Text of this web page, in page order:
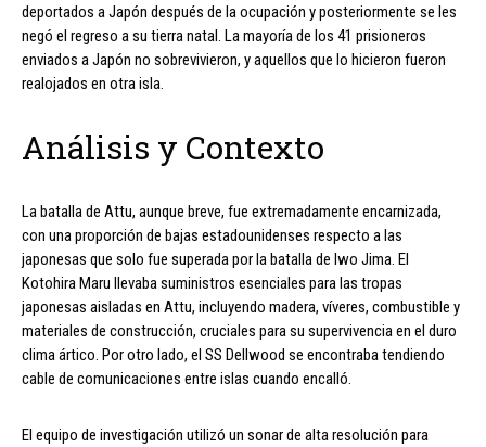
deportados a Japón después de la ocupación y posteriormente se les
negó el regreso a su tierra natal. La mayoría de los 41 prisioneros
enviados a Japón no sobrevivieron, y aquellos que lo hicieron fueron
realojados en otra isla.
Análisis y Contexto
La batalla de Attu, aunque breve, fue extremadamente encarnizada,
con una proporción de bajas estadounidenses respecto a las
japonesas que solo fue superada por la batalla de Iwo Jima. El
Kotohira Maru llevaba suministros esenciales para las tropas
japonesas aisladas en Attu, incluyendo madera, víveres, combustible y
materiales de construcción, cruciales para su supervivencia en el duro
clima ártico. Por otro lado, el SS Dellwood se encontraba tendiendo
cable de comunicaciones entre islas cuando encalló.
El equipo de investigación utilizó un sonar de alta resolución para